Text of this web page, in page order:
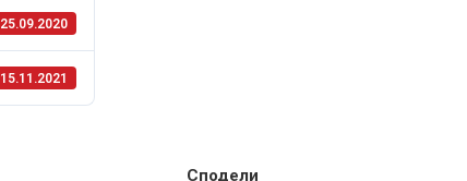
25.09.2020
15.11.2021
Сподели